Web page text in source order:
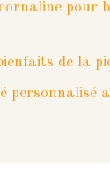
pour
de la
personnalisé